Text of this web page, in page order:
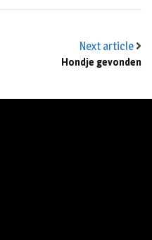
Next article
Hondje gevonden